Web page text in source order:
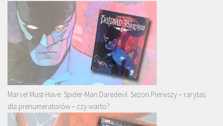
Marvel Must-Have: Spider-Man Daredevil. Sezon Pierwszy – rarytas
dla prenumeratorów – czy warto?